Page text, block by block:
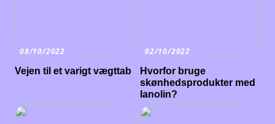
08/10/2022
Vejen til et varigt vægttab
02/10/2022
Hvorfor bruge
skønhedsprodukter med
lanolin?